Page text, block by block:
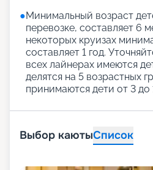
●Минимальный возраст
перевозке, составляет 6
некоторых круизах
составляет 1 год.
всех лайнерах имеются
делятся на 5 возрастных
принимаются дети от 3 до
Выбор каютыСписок